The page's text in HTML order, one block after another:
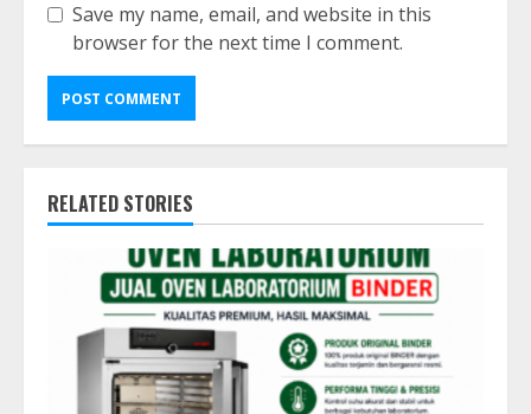
Save my name, email, and website in this
browser for the next time I comment.
RELATED STORIES